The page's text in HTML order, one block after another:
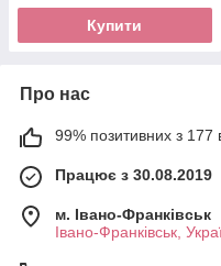
Купити
Про нас
99% позитивних з 177
Працює з 30.08.2019
м. Івано-Франківськ
Івано-Франківськ,